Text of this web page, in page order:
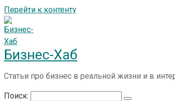
Перейти к контенту
Бизнес-Хаб
Статьи про бизнес в реальной жизни и в
Поиск: